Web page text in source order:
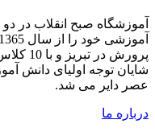
آموزشگاه صبح انقلاب در
پرورش
شایان توجه اولیای دانش
عصر دایر می شد.
درباره ما